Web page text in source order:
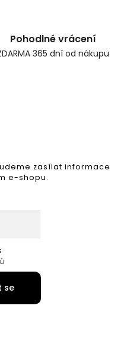
Pohodlné vrácení
365 dní od nákupu
zasílat informace
e-shopu.
se